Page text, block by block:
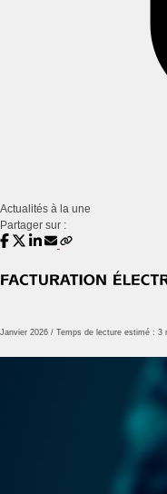
Actualités à la une
Partager sur :
Janvier 2026 / Temps de lecture estimé : 3